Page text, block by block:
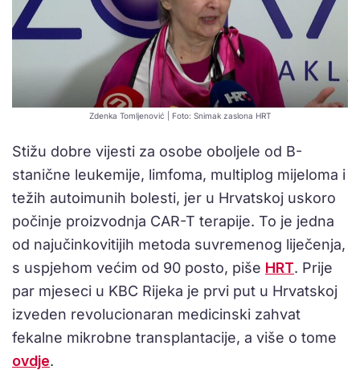
Zdenka Tomljenović | Foto: Snimak zaslona HRT
Stižu dobre vijesti za osobe oboljele od B-
stanične leukemije, limfoma, multiplog mijeloma i
težih autoimunih bolesti, jer u Hrvatskoj uskoro
počinje proizvodnja CAR-T terapije. To je jedna
od najučinkovitijih metoda suvremenog liječenja,
s uspjehom većim od 90 posto, piše HRT. Prije
par mjeseci u KBC Rijeka je prvi put u Hrvatskoj
izveden revolucionaran medicinski zahvat
fekalne mikrobne transplantacije, a više o tome
ovdje.